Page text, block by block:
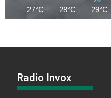
27°C 28°C 29°C
Radio Invox